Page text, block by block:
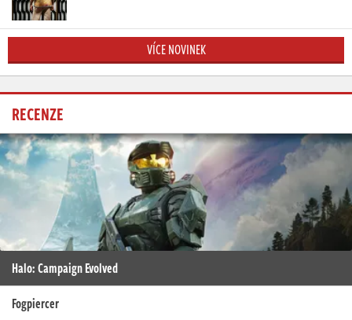
VÍCE NOVINEK
RECENZE
Halo: Campaign Evolved
Fogpiercer